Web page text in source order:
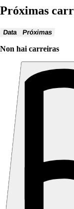
Próximas
Data Próximas
Non hai carreiras